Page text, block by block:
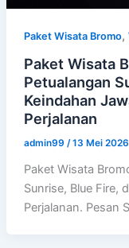
Paket Wisata Bromo,
Paket Wisata
Petualangan
Keindahan
Perjalanan
admin99 /13 Mei 2026
Paket Wisata
Sunrise, Blue Fire,
Perjalanan.